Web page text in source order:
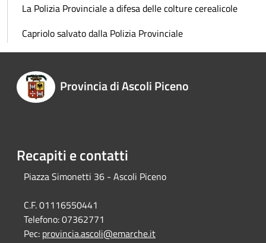
La Polizia Provinciale a difesa delle colture cerealicole
Capriolo salvato dalla Polizia Provinciale
Provincia di Ascoli Piceno
Recapiti e contatti
Piazza Simonetti 36 - Ascoli Piceno
C.F. 01116550441
Telefono:07362771
Pec: provincia.ascoli@emarche.it